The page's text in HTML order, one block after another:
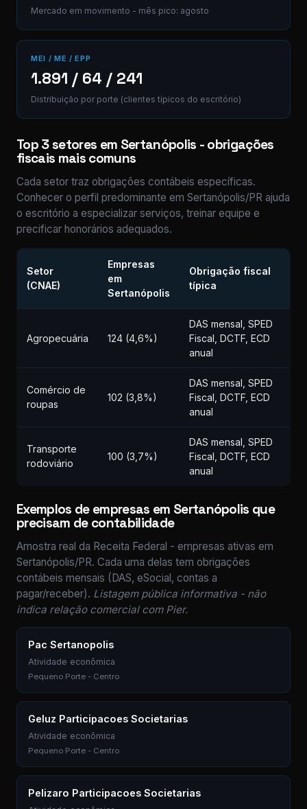
Mercado em movimento - mês pico: agosto
MEI / ME / EPP
1.891 / 64 / 241
Distribuição por porte (clientes típicos do escritório)
Top 3 setores em Sertanópolis - obrigações
fiscais mais comuns
Cada setor traz obrigações contábeis específicas.
Conhecer o perfil predominante em Sertanópolis/PR ajuda
o escritório a especializar serviços, treinar equipe e
precificar honorários adequados.
Setor
(CNAE)
Empresas
em
Sertanópolis
Obrigação fiscal
típica
Agropecuária 124 (4,6%)
DAS mensal, SPED
Fiscal, DCTF, ECD
anual
Comércio de
roupas
102 (3,8%)
DAS mensal, SPED
Fiscal, DCTF, ECD
anual
Transporte
rodoviário
100 (3,7%)
DAS mensal, SPED
Fiscal, DCTF, ECD
anual
Exemplos de empresas em Sertanópolis que
precisam de contabilidade
Amostra real da Receita Federal - empresas ativas em
Sertanópolis/PR. Cada uma delas tem obrigações
contábeis mensais (DAS, eSocial, contas a
pagar/receber). Listagem pública informativa - não
indica relação comercial com Pier.
Pac Sertanopolis
Atividade econômica
Pequeno Porte - Centro
Geluz Participacoes Societarias
Atividade econômica
Pequeno Porte - Centro
Pelizaro Participacoes Societarias